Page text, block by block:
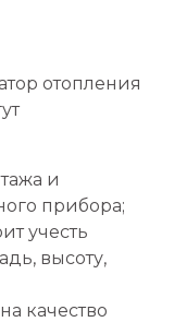
отопления
и
прибора;
учесть
высоту,
качество